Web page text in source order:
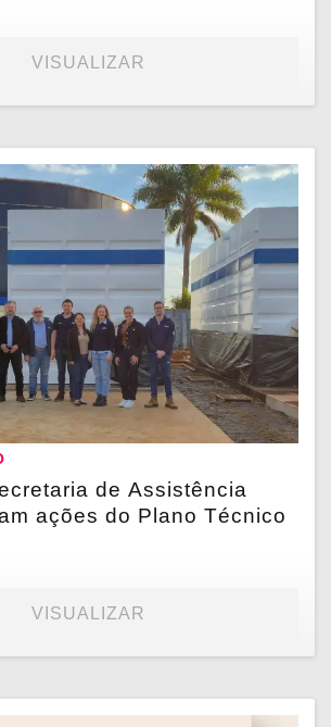
VISUALIZAR
de Assistência
ações do Plano Técnico
VISUALIZAR